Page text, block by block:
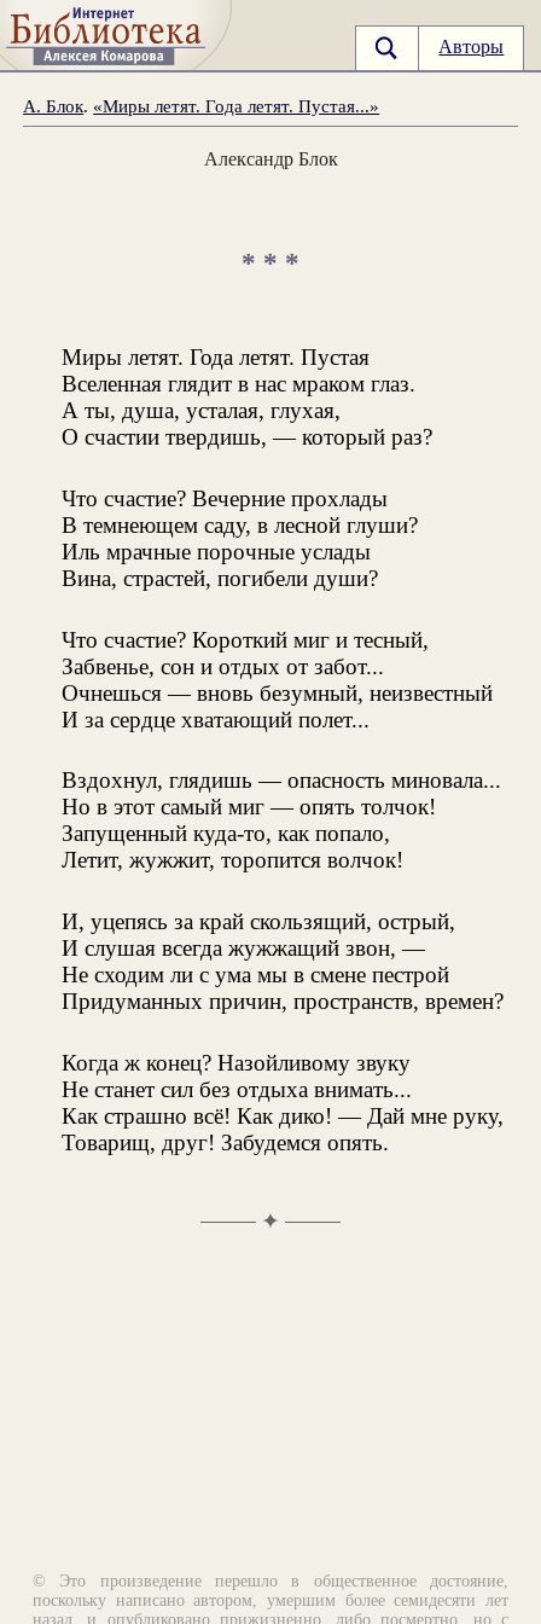
Авторы
А. Блок. «Миры летят. Года летят. Пустая...»
Александр Блок
* * *
Миры летят. Года летят. Пустая
Вселенная глядит в нас мраком глаз.
А ты, душа, усталая, глухая,
О счастии твердишь, — который раз?
Что счастие? Вечерние прохлады
В темнеющем саду, в лесной глуши?
Иль мрачные порочные услады
Вина, страстей, погибели души?
Что счастие? Короткий миг и тесный,
Забвенье, сон и отдых от забот...
Очнешься — вновь безумный, неизвестный
И за сердце хватающий полет...
Вздохнул, глядишь — опасность миновала...
Но в этот самый миг — опять толчок!
Запущенный куда-то, как попало,
Летит, жужжит, торопится волчок!
И, уцепясь за край скользящий, острый,
И слушая всегда жужжащий звон, —
Не сходим ли с ума мы в смене пестрой
Придуманных причин, пространств, времен?
Когда ж конец? Назойливому звуку
Не станет сил без отдыха внимать...
Как страшно всё! Как дико! — Дай мне руку,
Товарищ, друг! Забудемся опять.
✦
© Это произведение перешло в общественное достояние,
поскольку написано автором, умершим более семидесяти лет
назад, и опубликовано прижизненно, либо посмертно, но с